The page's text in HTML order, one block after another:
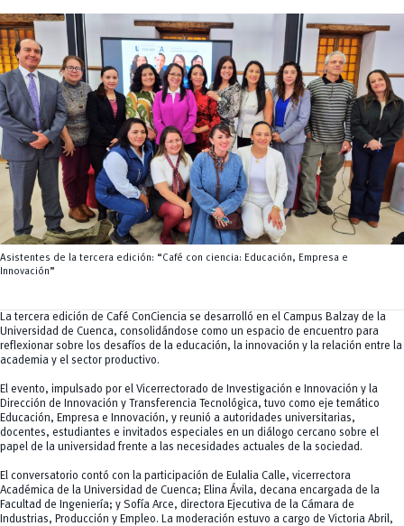
y Agropecuarias
MOVERU
Posgrados
Radio Universitaria
Salud
Sostenibilidad
Vinculación
Asistentes de la tercera edición: “Café con ciencia: Educación, Empresa e
Innovación”
La tercera edición de Café ConCiencia se desarrolló en el Campus Balzay de la
Universidad de Cuenca, consolidándose como un espacio de encuentro para
reflexionar sobre los desafíos de la educación, la innovación y la relación entre la
academia y el sector productivo.
El evento, impulsado por el Vicerrectorado de Investigación e Innovación y la
Dirección de Innovación y Transferencia Tecnológica, tuvo como eje temático
Educación, Empresa e Innovación, y reunió a autoridades universitarias,
docentes, estudiantes e invitados especiales en un diálogo cercano sobre el
papel de la universidad frente a las necesidades actuales de la sociedad.
El conversatorio contó con la participación de Eulalia Calle, vicerrectora
Académica de la Universidad de Cuenca; Elina Ávila, decana encargada de la
Facultad de Ingeniería; y Sofía Arce, directora Ejecutiva de la Cámara de
Industrias, Producción y Empleo. La moderación estuvo a cargo de Victoria Abril,